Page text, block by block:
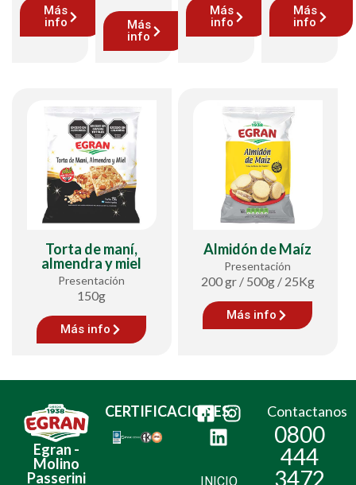
Más
info
Más
info
Más
info
Más
info
Torta de maní,
almendra y miel
Presentación
150g
Más info
Almidón de Maíz
Presentación
200 gr / 500g / 25Kg
Más info
Egran -
Molino
Passerini
CERTIFICACIONES:
INICIO
Contactanos
0800
444
3472